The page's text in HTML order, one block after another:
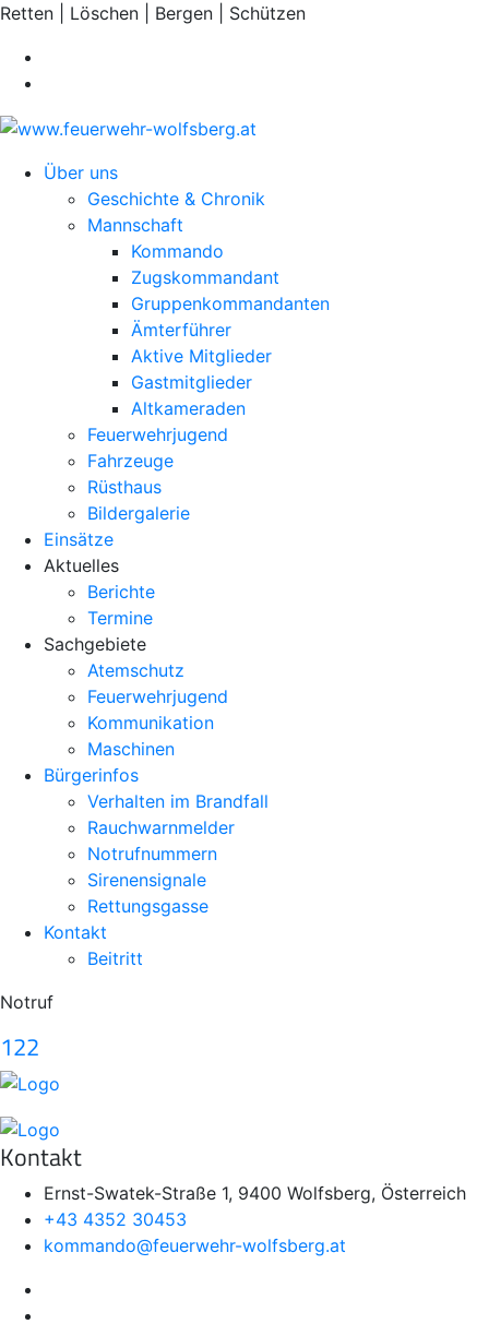
Retten | Löschen | Bergen | Schützen
Über uns
Geschichte & Chronik
Mannschaft
Kommando
Zugskommandant
Gruppenkommandanten
Ämterführer
Aktive Mitglieder
Gastmitglieder
Altkameraden
Feuerwehrjugend
Fahrzeuge
Rüsthaus
Bildergalerie
Einsätze
Aktuelles
Berichte
Termine
Sachgebiete
Atemschutz
Feuerwehrjugend
Kommunikation
Maschinen
Bürgerinfos
Verhalten im Brandfall
Rauchwarnmelder
Notrufnummern
Sirenensignale
Rettungsgasse
Kontakt
Beitritt
Notruf
122
Kontakt
Ernst-Swatek-Straße 1, 9400 Wolfsberg, Österreich
+43 4352 30453
kommando@feuerwehr-wolfsberg.at